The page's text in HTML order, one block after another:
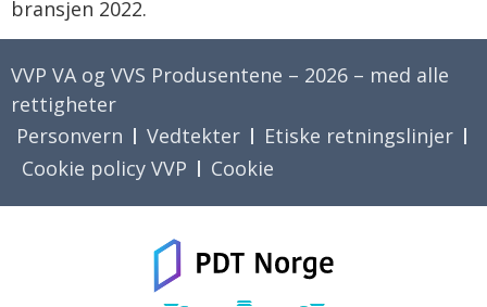
bransjen 2022.
VVP VA og VVS Produsentene – 2026 – med alle
rettigheter
Personvern
Vedtekter
Etiske retningslinjer
Cookie policy VVP
Cookie